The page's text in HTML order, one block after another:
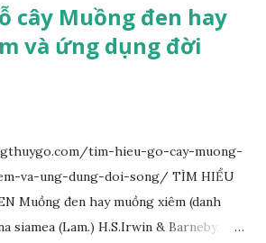
cây Muồng đen hay
và ứng dụng đời
tim-hieu-go-cay-muong-
va-ung-dung-doi-song/ TÌM HIỂU
Muồng đen hay muồng xiêm (danh
siamea (Lam.) H.S.Irwin & Barneby,